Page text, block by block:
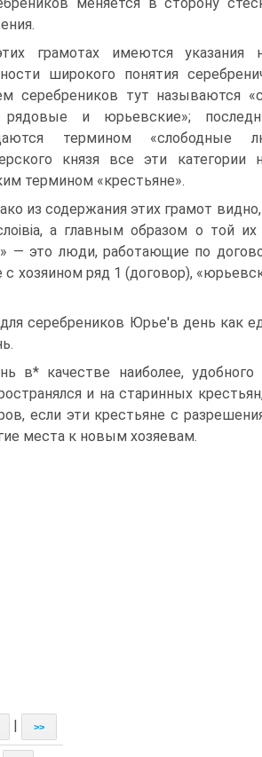
грамотах имеются указания
широкого понятия
серебреников тут называются
рядовые и юрьевские»;
термином «слободные
князя все эти категории
термином «крестьяне».
из содержания этих грамот
а главным образом о той их
— это люди, работающие по
хозяином ряд 1 (договор),
се­ребреников Юрье'в день как
ка­честве наиболее, удобного
и на ста­ринных
если эти крестьяне с
места к новым хозяевам.
>>